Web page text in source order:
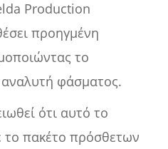
Production
προηγμένη
το
φάσματος.
ότι αυτό το
το πακέτο πρόσθετων